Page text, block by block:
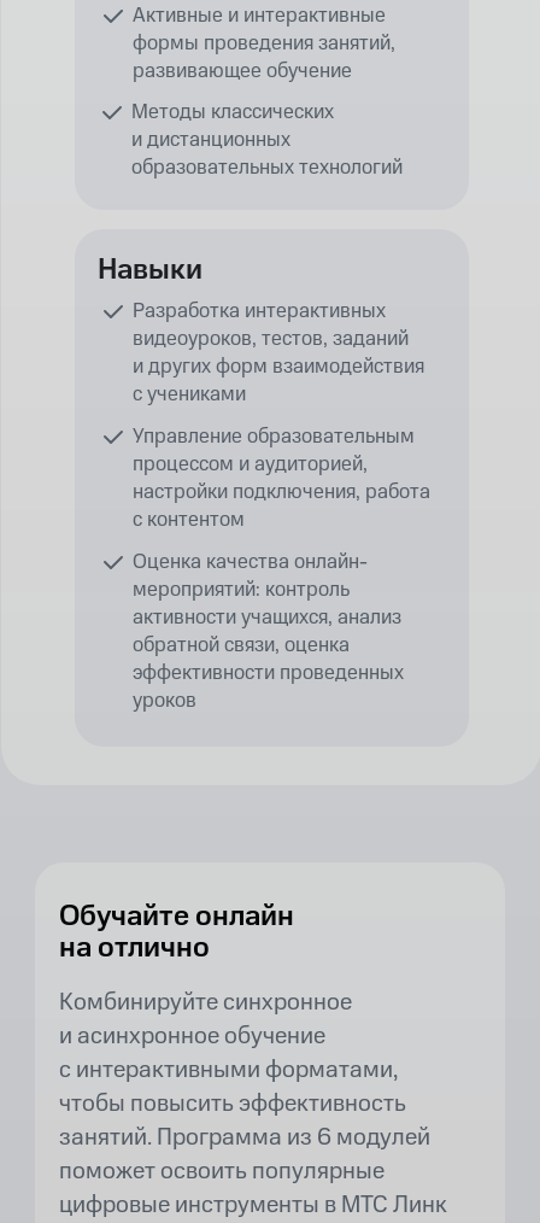
Активные и интерактивные
формы проведения занятий,
развивающее обучение
Методы классических
и дистанционных
образовательных технологий
Навыки
Разработка интерактивных
видеоуроков, тестов, заданий
и других форм взаимодействия
с учениками
Управление образовательным
процессом и аудиторией,
настройки подключения, работа
с контентом
Оценка качества онлайн-
мероприятий: контроль
активности учащихся, анализ
обратной связи, оценка
эффективности проведенных
уроков
Обучайте онлайн
на отлично
Комбинируйте синхронное
и асинхронное обучение
с интерактивными форматами,
чтобы повысить эффективность
занятий. Программа из 6 модулей
поможет освоить популярные
цифровые инструменты в МТС Линк